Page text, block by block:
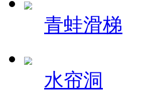
青蛙滑梯
水帘洞